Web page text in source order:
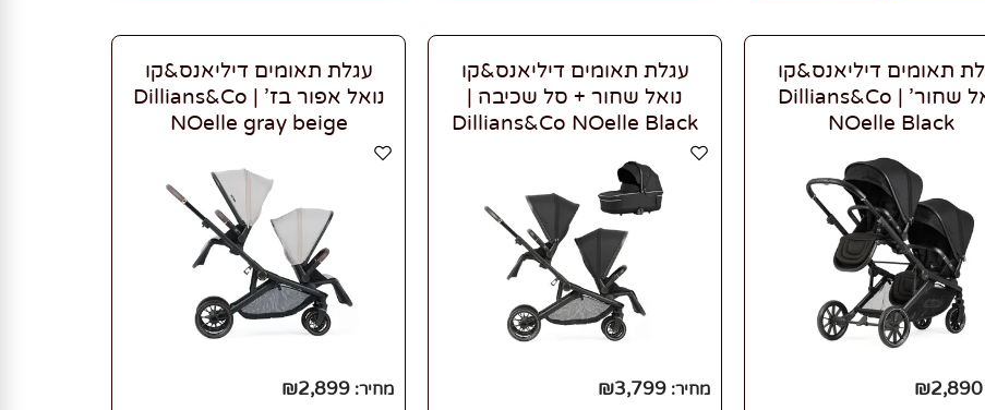
תאומים דיליאנס&קו
נואל שחור' | Dillians&Co
NOelle Black
₪2,890
עגלת תאומים דיליאנס&קו
נואל שחור + סל שכיבה |
Dillians&Co NOelle Black
מחיר: ₪3,799
עגלת תאומים דיליאנס&קו
נואל אפור בז' | Dillians&Co
NOelle gray beige
מחיר: ₪2,899